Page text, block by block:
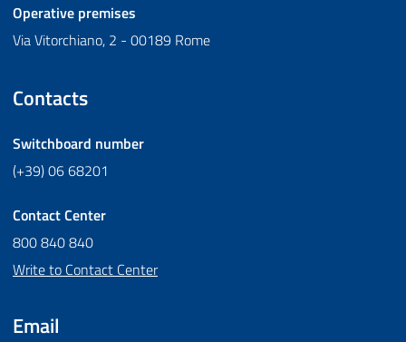
Operative premises
Via Vitorchiano, 2 - 00189 Rome
Contacts
Switchboard number
(+39) 06 68201
Contact Center
800 840 840
Write to Contact Center
Email